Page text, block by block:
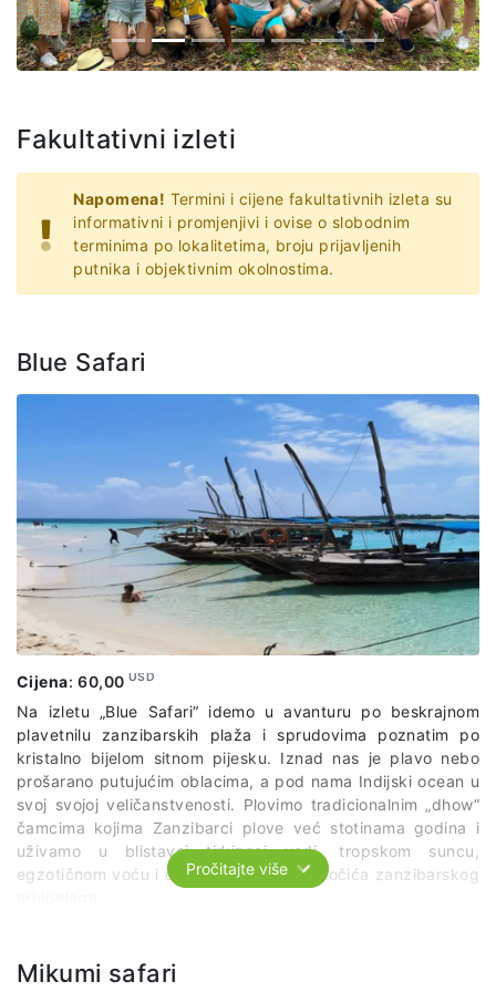
Fakultativni izleti
Napomena! Termini i cijene fakultativnih izleta su
informativni i promjenjivi i ovise o slobodnim
terminima po lokalitetima, broju prijavljenih
putnika i objektivnim okolnostima.
Blue Safari
Cijena:60,00 USD
Na izletu „Blue Safari“ idemo u avanturu po beskrajnom
plavetnilu zanzibarskih plaža i sprudovima poznatim po
kristalno bijelom sitnom pijesku. Iznad nas je plavo nebo
prošarano putujućim oblacima, a pod nama Indijski ocean u
svoj svojoj veličanstvenosti. Plovimo tradicionalnim „dhow“
čamcima kojima Zanzibarci plove već stotinama godina i
uživamo u blistavoj tirkiznoj vodi, tropskom suncu,
egzotičnom voću i čarobnim obalama otočića zanzibarskog
Fumba, gdje nas čeka naš čamac i kapetan, usput
zaustavljajući se da preuzmemo opremu za snorkeling.
Pročitajte više
Mikumi safari